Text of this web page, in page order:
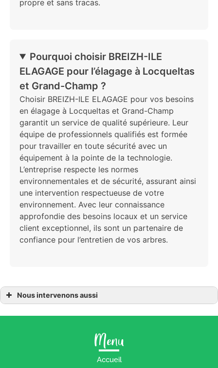
propre et sans tracas.
Pourquoi choisir BREIZH-ILE
ELAGAGE pour l’élagage à Locqueltas
et Grand-Champ ?
Choisir BREIZH-ILE ELAGAGE pour vos besoins
en élagage à Locqueltas et Grand-Champ
garantit un service de qualité supérieure. Leur
équipe de professionnels qualifiés est formée
pour travailler en toute sécurité avec un
équipement à la pointe de la technologie.
L’entreprise respecte les normes
environnementales et de sécurité, assurant ainsi
une intervention respectueuse de votre
environnement. Avec leur connaissance
approfondie des besoins locaux et un service
client exceptionnel, ils sont un partenaire de
confiance pour l’entretien de vos arbres.
Nous intervenons aussi
Menu
Accueil